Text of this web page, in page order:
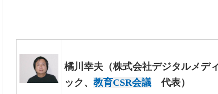
橘川幸夫（株式会社デジタルメデ
ック、 教育CSR会議 代表）